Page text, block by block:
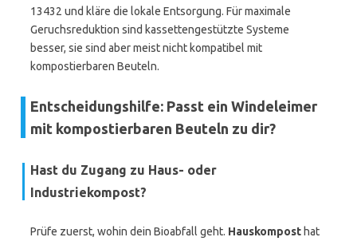
13432 und kläre die lokale Entsorgung. Für maximale
Geruchsreduktion sind kassettengestützte Systeme
besser, sie sind aber meist nicht kompatibel mit
kompostierbaren Beuteln.
Entscheidungshilfe: Passt ein Windeleimer
mit kompostierbaren Beuteln zu dir?
Hast du Zugang zu Haus- oder
Industriekompost?
Prüfe zuerst, wohin dein Bioabfall geht. Hauskompost hat